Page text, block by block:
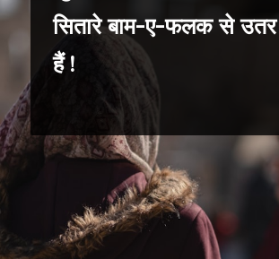
सितारे बाम-ए-फलक से
हैं !